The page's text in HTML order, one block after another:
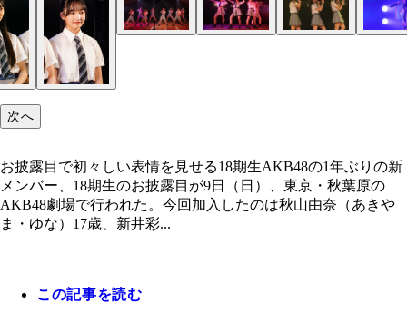
フレッシュな18期生が柏木由紀、本田仁美ととも
お披露目で初々しい表情を見せる18期生
憧れのメンバーとして名前を呼ばれた本田は笑顔
グループ最年少山口と最年長の柏木、年齢差は17歳
期待感あふれるパフォーマンスを見せた18期生
次へ
お披露目で初々しい表情を見せる18期生AKB48の1年ぶりの新
メンバー、18期生のお披露目が9日（日）、東京・秋葉原の
AKB48劇場で行われた。今回加入したのは秋山由奈（あきや
ま・ゆな）17歳、新井彩...
この記事を読む